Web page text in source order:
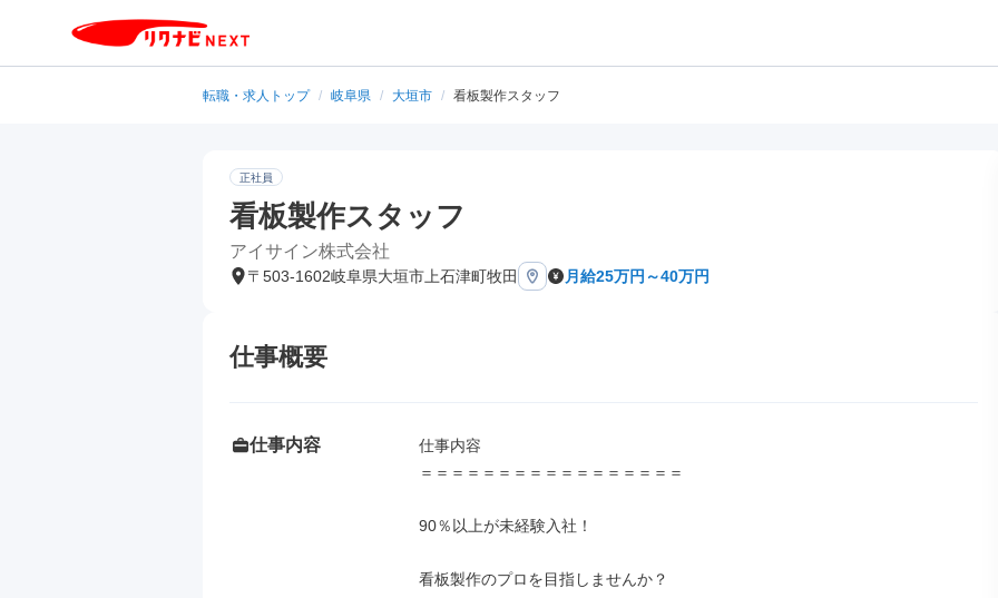
転職・求人トップ / 岐阜県 / 大垣市 / 看板製作スタッフ
正社員
看板製作スタッフ
アイサイン株式会社
〒503-1602岐阜県大垣市上石津町牧田 月給25万円～40万円
仕事概要
仕事内容
仕事内容
＝＝＝＝＝＝＝＝＝＝＝＝＝＝＝＝＝
90％以上が未経験入社！
看板製作のプロを目指しませんか？